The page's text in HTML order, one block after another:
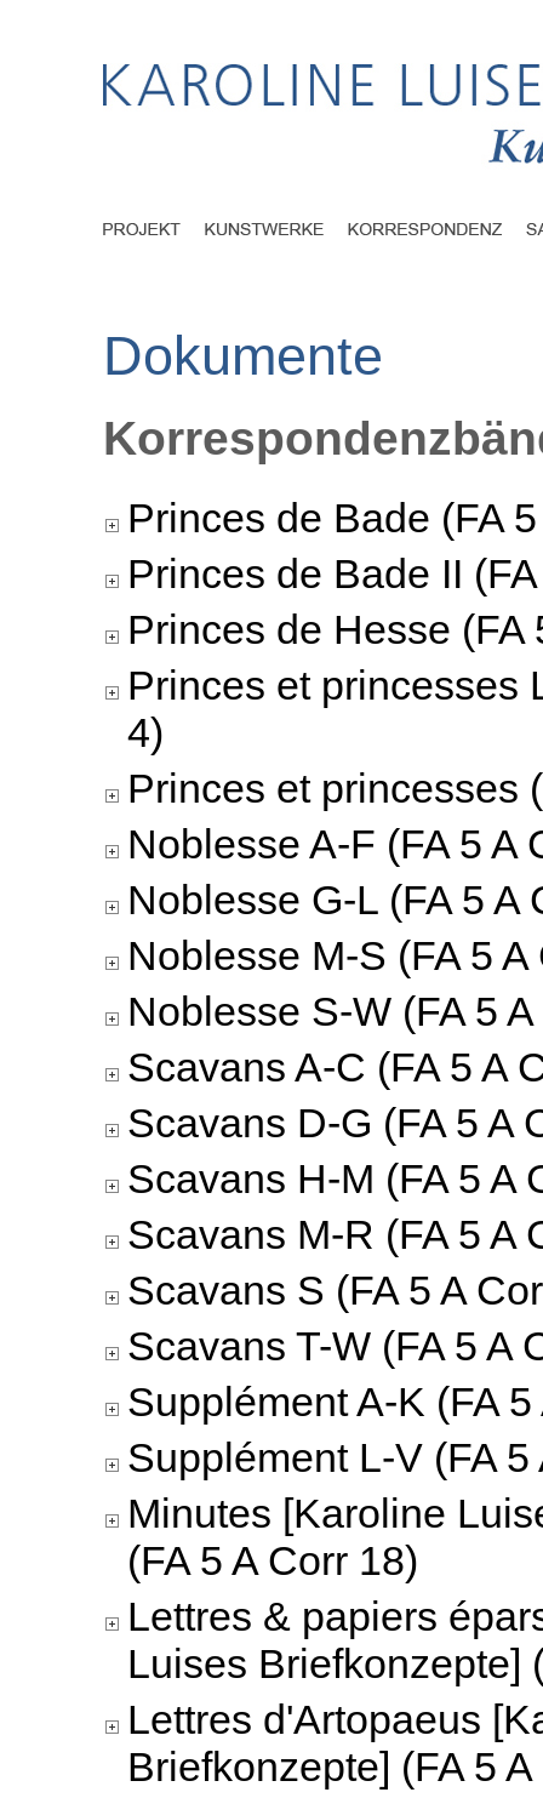
Dokumente
Princes de Bade (FA
Princes de Bade II
Princes de Hesse (FA
Princes et princesses
4)
Princes et princesses
Noblesse A-F (FA 5 A
Noblesse G-L (FA 5 A
Noblesse M-S (FA 5 A
Noblesse S-W (FA 5
Scavans A-C (FA 5 A
Scavans D-G (FA 5 A
Scavans H-M (FA 5 A
Scavans M-R (FA 5 A
Scavans S (FA 5 A
Scavans T-W (FA 5 A
Supplément A-K (FA
Supplément L-V (FA 5
Minutes [Karoline
(FA 5 A Corr 18)
Lettres & papiers
Luises Briefkonzepte]
Lettres d'Artopaeus
Briefkonzepte] (FA 5